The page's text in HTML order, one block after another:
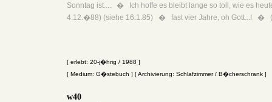
Sonntag ist.... � Ich hoffe es bleibt lange so toll, wie es
4.12.�88) (siehe 16.1.85) � fast vier Jahre, oh Gott...! �
[ erlebt: 20-j�hrig / 1988 ]
[ Medium: G�stebuch ] [ Archivierung: Schlafzimmer / B�cherschrank ]
w40